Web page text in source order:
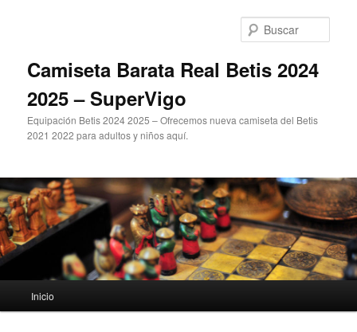
Camiseta Barata Real Betis 2024
2025 – SuperVigo
Equipación Betis 2024 2025 – Ofrecemos nueva camiseta del Betis
2021 2022 para adultos y niños aquí.
principal
Inicio